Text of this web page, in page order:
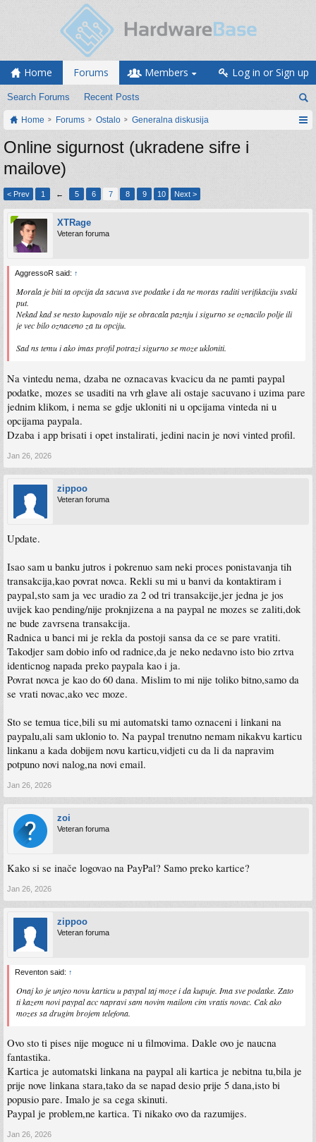
Home Forums
Search Forums Recent Posts
Members Log in or Sign up
Home Forums Ostalo Generalna diskusija
Online sigurnost (ukradene sifre i
mailove)
< Prev 1 ← 5 6 7 8 9 10 Next >
XTRage
Veteran foruma
AggressoR said: ↑
Morala je biti ta opcija da sacuva sve podatke i da ne moras raditi verifikaciju svaki
put.
Nekad kad se nesto kupovalo nije se obracala paznju i sigurno se oznacilo polje ili
je vec bilo oznaceno za tu opciju.
Sad ns temu i ako imas profil potrazi sigurno se moze ukloniti.
Na vintedu nema, dzaba ne oznacavas kvacicu da ne pamti paypal
podatke, mozes se usaditi na vrh glave ali ostaje sacuvano i uzima pare
jednim klikom, i nema se gdje ukloniti ni u opcijama vinteda ni u
opcijama paypala.
Dzaba i app brisati i opet instalirati, jedini nacin je novi vinted profil.
Jan 26, 2026
zippoo
Veteran foruma
Update.
Isao sam u banku jutros i pokrenuo sam neki proces ponistavanja tih
transakcija,kao povrat novca. Rekli su mi u banvi da kontaktiram i
paypal,sto sam ja vec uradio za 2 od tri transakcije,jer jedna je jos
uvijek kao pending/nije proknjizena a na paypal ne mozes se zaliti,dok
ne bude zavrsena transakcija.
Radnica u banci mi je rekla da postoji sansa da ce se pare vratiti.
Takodjer sam dobio info od radnice,da je neko nedavno isto bio zrtva
identicnog napada preko paypala kao i ja.
Povrat novca je kao do 60 dana. Mislim to mi nije toliko bitno,samo da
se vrati novac,ako vec moze.
Sto se temua tice,bili su mi automatski tamo oznaceni i linkani na
paypalu,ali sam uklonio to. Na paypal trenutno nemam nikakvu karticu
linkanu a kada dobijem novu karticu,vidjeti cu da li da napravim
potpuno novi nalog,na novi email.
Jan 26, 2026
zoi
Veteran foruma
Kako si se inače logovao na PayPal? Samo preko kartice?
Jan 26, 2026
zippoo
Veteran foruma
Reventon said: ↑
Onaj ko je unjeo novu karticu u paypal taj moze i da kupuje. Ima sve podatke. Zato
ti kazem novi paypal acc napravi sam novim mailom cim vratis novac. Cak ako
mozes sa drugim brojem telefona.
Ovo sto ti pises nije moguce ni u filmovima. Dakle ovo je naucna
fantastika.
Kartica je automatski linkana na paypal ali kartica je nebitna tu,bila je
prije nove linkana stara,tako da se napad desio prije 5 dana,isto bi
popusio pare. Imalo je sa cega skinuti.
Paypal je problem,ne kartica. Ti nikako ovo da razumijes.
Jan 26, 2026